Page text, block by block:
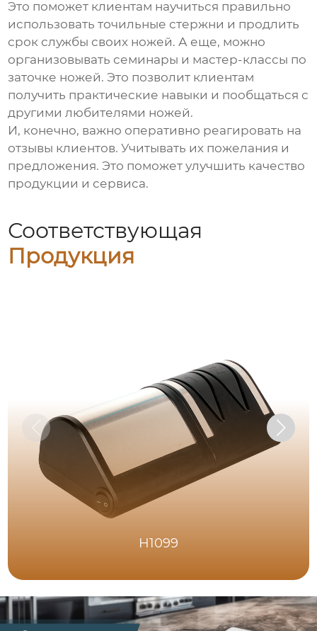
Это поможет клиентам научиться правильно
использовать точильные стержни и продлить
срок службы своих ножей. А еще, можно
организовывать семинары и мастер-классы по
заточке ножей. Это позволит клиентам
получить практические навыки и пообщаться с
другими любителями ножей.
И, конечно, важно оперативно реагировать на
отзывы клиентов. Учитывать их пожелания и
предложения. Это поможет улучшить качество
продукции и сервиса.
Соответствующая
Продукция
H1099